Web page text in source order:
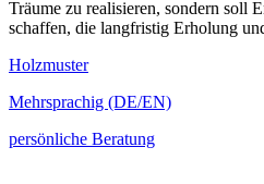
Träume zu realisieren, sondern soll
schaffen, die langfristig Erholung
Holzmuster
Mehrsprachig (DE/EN)
persönliche Beratung